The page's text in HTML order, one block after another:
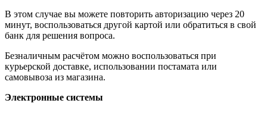
В этом случае вы можете повторить авторизацию через 20
минут, воспользоваться другой картой или обратиться в свой
банк для решения вопроса.
Безналичным расчётом можно воспользоваться при
курьерской доставке, использовании постамата или
самовывоза из магазина.
Электронные системы